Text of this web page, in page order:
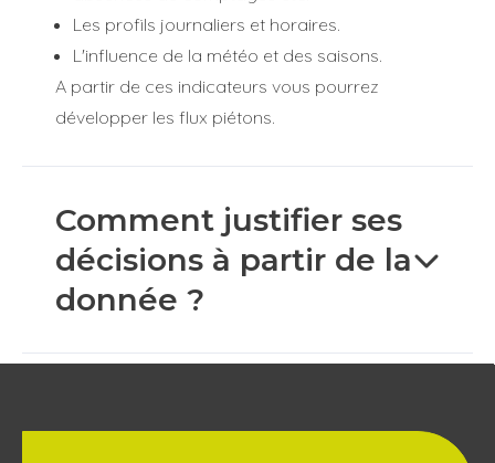
Les profils journaliers et horaires.
L'influence de la météo et des saisons.
A partir de ces indicateurs vous pourrez
développer les flux piétons.
Comment justifier ses
décisions à partir de la
donnée ?
Le partage de données de comptage transparentes
et objectives les rend irréfutables. Pour cela, créez des
indicateurs simples et visuels et transmettez les à vos
partenaires ou partagez les sur les réseaux sociaux
Argumentez sur le succès d'un aménagement.
l'économie.